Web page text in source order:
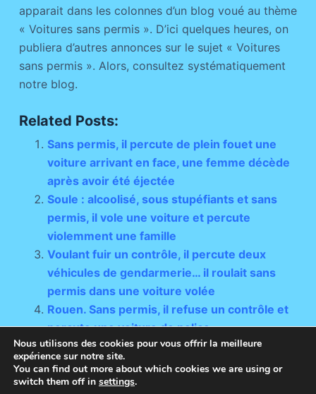
apparait dans les colonnes d’un blog voué au thème
« Voitures sans permis ». D’ici quelques heures, on
publiera d’autres annonces sur le sujet « Voitures
sans permis ». Alors, consultez systématiquement
notre blog.
Related Posts:
Sans permis, il percute de plein fouet une
voiture arrivant en face, une femme décède
après avoir été éjectée
Soule : alcoolisé, sous stupéfiants et sans
permis, il vole une voiture et percute
violemment une famille
Voulant fuir un contrôle, il percute deux
véhicules de gendarmerie… il roulait sans
permis dans une voiture volée
Rouen. Sans permis, il refuse un contrôle et
percute une voiture de police
Nous utilisons des cookies pour vous offrir la meilleure
expérience sur notre site.
You can find out more about which cookies we are using or
switch them off in settings.